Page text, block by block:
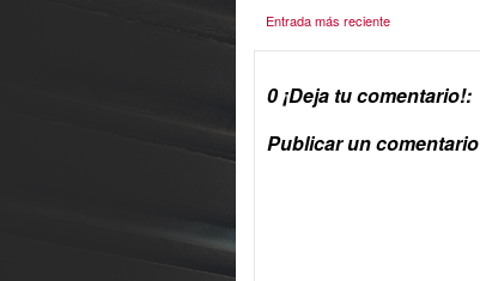
Entrada más reciente
0 ¡Deja tu comentario!:
Publicar un comentario